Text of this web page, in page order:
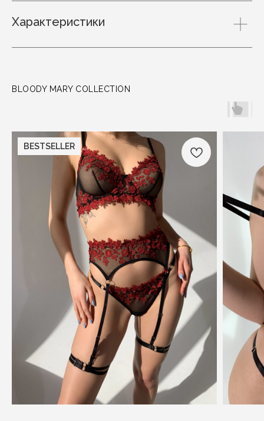
Характеристики
BLOODY MARY COLLECTION
BESTSELLER